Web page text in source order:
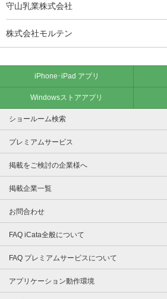
守山乳業株式会社
株式会社モルテン
iPhone･iPad アプリ
Windowsストアアプリ
ショールーム検索
プレミアムサービス
掲載をご検討の企業様へ
掲載企業一覧
お問合わせ
FAQ iCata全般について
FAQ プレミアムサービスについて
アプリケーション動作環境